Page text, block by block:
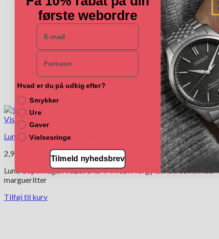
Vis
Lund Copenhagen 90207548-9-M
2,975.00
Lund Copenhagen 90207548-9-M sølv forgyldt hals collie med
margueritter
Tilføj til kurv
første webordre
E-mail
Navn
Hvad er du på udkig efter?
Smykker
Ure
Gaver
Vielsesringe
Tilmeld nyhedsbrev